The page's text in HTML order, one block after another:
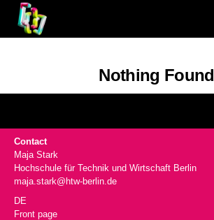
Nothing Found
Contact
Maja Stark
Hochschule für Technik und Wirtschaft Berlin
maja.stark@htw-berlin.de
DE
Front page